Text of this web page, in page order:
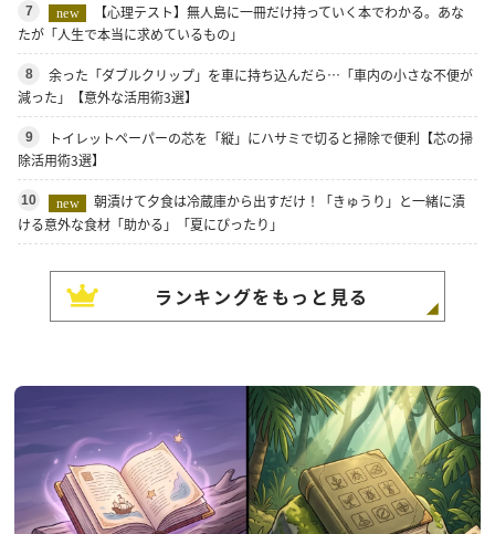
7 new
【心理テスト】無人島に一冊だけ持っていく本でわかる。あな
たが「人生で本当に求めているもの」
8
余った「ダブルクリップ」を車に持ち込んだら…「車内の小さな不便が
減った」【意外な活用術3選】
9
トイレットペーパーの芯を「縦」にハサミで切ると掃除で便利【芯の掃
除活用術3選】
10 new
朝漬けて夕食は冷蔵庫から出すだけ！「きゅうり」と一緒に漬
ける意外な食材「助かる」「夏にぴったり」
ランキングをもっと見る